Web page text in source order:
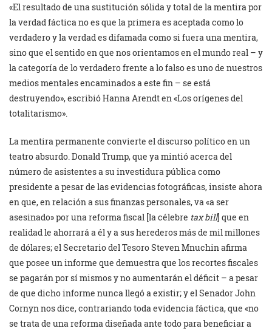
«El resultado de una sustitución sólida y total de la mentira por
la verdad fáctica no es que la primera es aceptada como lo
verdadero y la verdad es difamada como si fuera una mentira,
sino que el sentido en que nos orientamos en el mundo real – y
la categoría de lo verdadero frente a lo falso es uno de nuestros
medios mentales encaminados a este fin – se está
destruyendo», escribió Hanna Arendt en «Los orígenes del
totalitarismo».
La mentira permanente convierte el discurso político en un
teatro absurdo. Donald Trump, que ya mintió acerca del
número de asistentes a su investidura pública como
presidente a pesar de las evidencias fotográficas, insiste ahora
en que, en relación a sus finanzas personales, va «a ser
asesinado» por una reforma fiscal [la célebre tax bill] que en
realidad le ahorrará a él y a sus herederos más de mil millones
de dólares; el Secretario del Tesoro Steven Mnuchin afirma
que posee un informe que demuestra que los recortes fiscales
se pagarán por sí mismos y no aumentarán el déficit – a pesar
de que dicho informe nunca llegó a existir; y el Senador John
Cornyn nos dice, contrariando toda evidencia fáctica, que «no
se trata de una reforma diseñada ante todo para beneficiar a